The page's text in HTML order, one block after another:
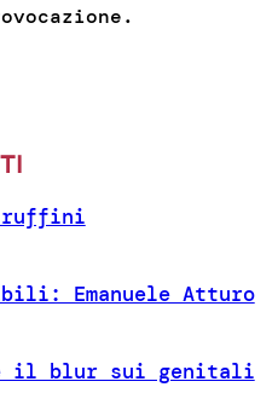
ruffini
Emanuele Atturo
il blur sui genitali